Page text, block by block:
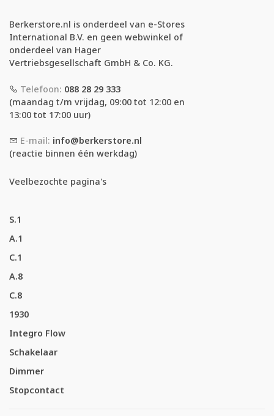
Berkerstore.nl is onderdeel van e-Stores
International B.V. en geen webwinkel of
onderdeel van Hager
Vertriebsgesellschaft GmbH & Co. KG.
Telefoon: 088 28 29 333
(maandag t/m vrijdag, 09:00 tot 12:00 en
13:00 tot 17:00 uur)
E-mail: info@berkerstore.nl
(reactie binnen één werkdag)
Veelbezochte pagina's
S.1
A.1
C.1
A.8
C.8
1930
Integro Flow
Schakelaar
Dimmer
Stopcontact